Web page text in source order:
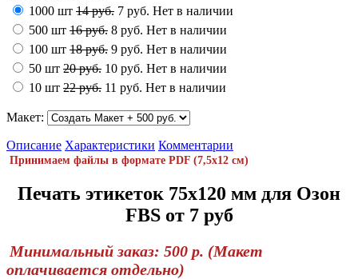
1000 шт 14 руб. 7 руб. Нет в наличии
500 шт 16 руб. 8 руб. Нет в наличии
100 шт 18 руб. 9 руб. Нет в наличии
50 шт 20 руб. 10 руб. Нет в наличии
10 шт 22 руб. 11 руб. Нет в наличии
Макет:
Описание Характеристики Комментарии
Принимаем файлы в формате PDF (7,5х12 см)
Печать этикеток 75х120 мм для Озон
FBS от 7 руб
Минимальный заказ: 500 р. (Макет
оплачивается отдельно)